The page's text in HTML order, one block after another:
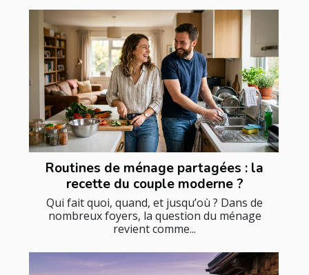
Routines de ménage partagées : la
recette du couple moderne ?
Qui fait quoi, quand, et jusqu’où ? Dans de
nombreux foyers, la question du ménage
revient comme...